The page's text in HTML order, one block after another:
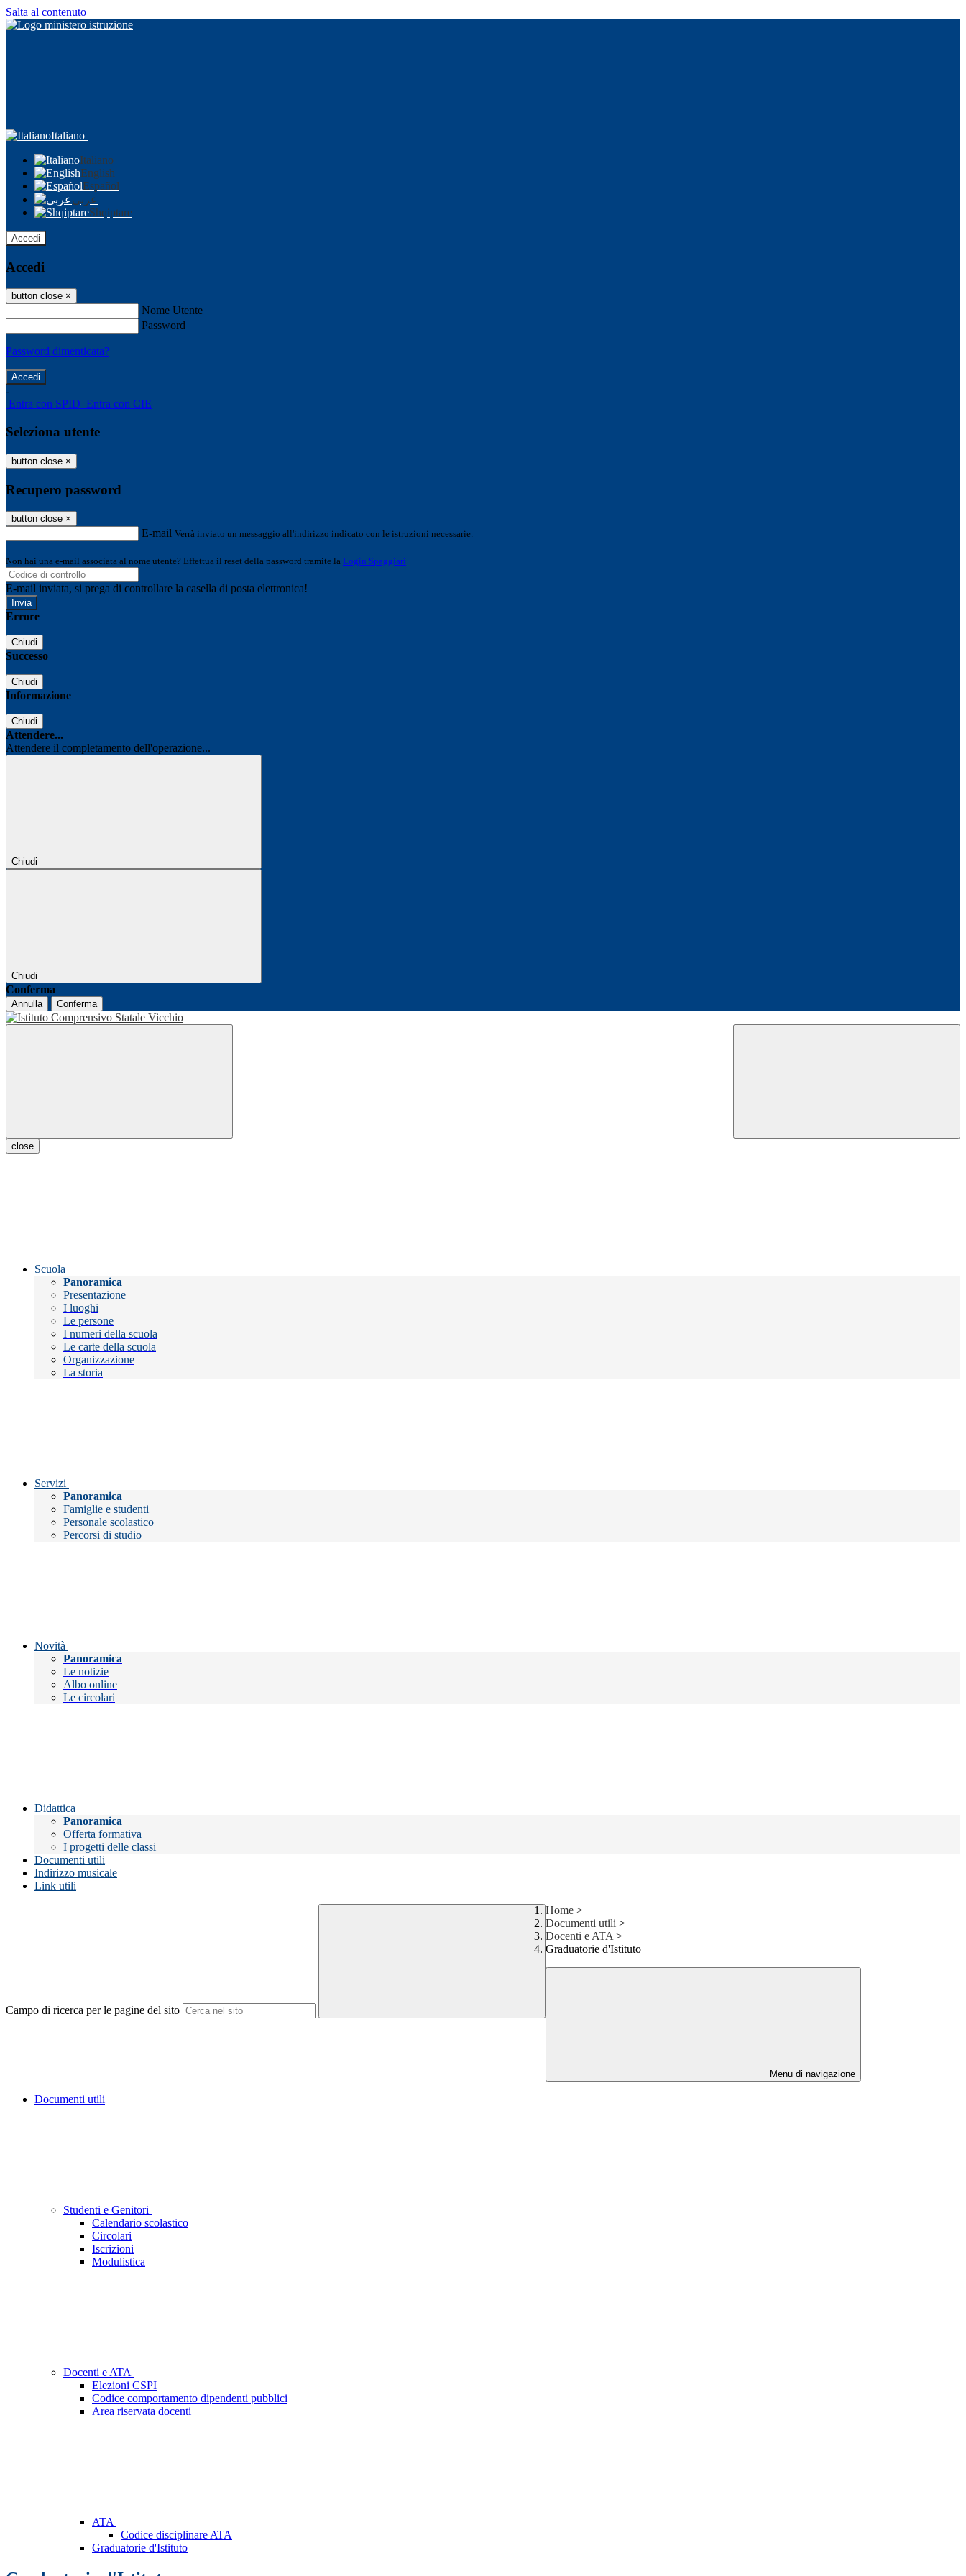
Salta al contenuto
Italiano
Italiano
English
Español
عربى
Shqiptare
Accedi
Accedi
button close ×
Nome Utente
Password
Password dimenticata?
-
Entra con SPID Entra con CIE
Seleziona utente
button close ×
Recupero password
button close ×
E-mail Verrà inviato un messaggio all'indirizzo indicato con le istruzioni necessarie.
Non hai una e-mail associata al nome utente? Effettua il reset della password tramite la Login Spaggiari
E-mail inviata, si prega di controllare la casella di posta elettronica!
Errore
Chiudi
Successo
Chiudi
Informazione
Chiudi
Attendere...
Attendere il completamento dell'operazione...
Chiudi
Chiudi
Conferma
Annulla Conferma
close
Scuola
Panoramica
Presentazione
I luoghi
Le persone
I numeri della scuola
Le carte della scuola
Organizzazione
La storia
Servizi
Panoramica
Famiglie e studenti
Personale scolastico
Percorsi di studio
Novità
Panoramica
Le notizie
Albo online
Le circolari
Didattica
Panoramica
Offerta formativa
I progetti delle classi
Documenti utili
Indirizzo musicale
Link utili
Campo di ricerca per le pagine del sito
Home >
Documenti utili >
Docenti e ATA >
Graduatorie d'Istituto
Menu di navigazione
Documenti utili
Studenti e Genitori
Calendario scolastico
Circolari
Iscrizioni
Modulistica
Docenti e ATA
Elezioni CSPI
Codice comportamento dipendenti pubblici
Area riservata docenti
ATA
Codice disciplinare ATA
Graduatorie d'Istituto